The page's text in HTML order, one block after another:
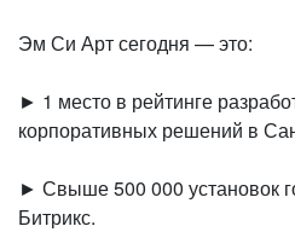
Эм Си Арт сегодня — это:
► 1 место в рейтинге
корпоративных решений в
► Свыше 500 000 установок
Битрикс.